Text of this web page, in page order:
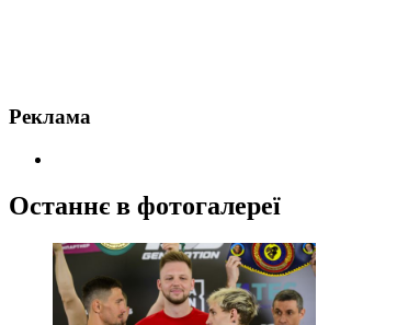
Реклама
Останнє в фотогалереї